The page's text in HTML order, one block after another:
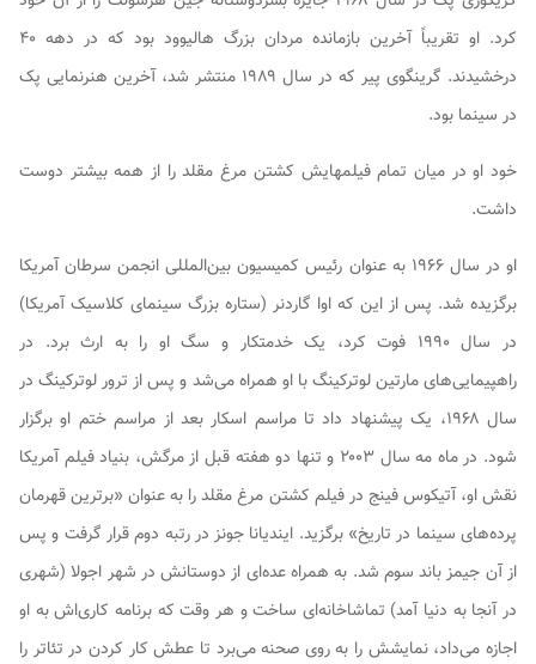
کرد. او تقریباً آخرین بازمانده مردان بزرگ هالیوود بود که در دهه ۴۰
درخشیدند. گرینگوی پیر
که در سال ۱۹۸۹ منتشر شد، آخرین هنرنمایی پک
در سینما بود.
خود او در میان تمام فیلمهایش کشتن مرغ مقلدرا از همه بیشتر دوست
داشت.
او در سال ۱۹۶۶ به عنوان رئیس کمیسیون بین‌المللی انجمن سرطان آمریکا
برگزیده شد. پس از این که اوا گاردنر (ستاره بزرگ سینمای کلاسیک آمریکا)
در سال ۱۹۹۰ فوت کرد، یک خدمتکار و سگ او را به ارث برد. در
راهپیمایی‌های مارتین لوترکینگ با او همراه می‌شد و پس از ترور لوترکینگ در
سال ۱۹۶۸، یک پیشنهاد داد تا مراسم اسکار بعد از مراسم ختم او برگزار
شود. در ماه مه سال ۲۰۰۳ و تنها دو هفته قبل از مرگش، بنیاد فیلم آمریکا
نقش او، آتیکوس فینج در فیلم کشتن مرغ مقلدرا به عنوان «برترین قهرمان
پرده‌های سینما در تاریخ» برگزید. ایندیانا جونز در رتبه دوم قرار گرفت و پس
از آن جیمز باند سوم شد. به همراه عده‌ای از دوستانش در شهر اجولا (شهری
در آنجا به دنیا آمد) تماشاخانه‌ای ساخت و هر وقت که برنامه کاری‌اش به او
اجازه می‌داد، نمایشش را به روی صحنه می‌برد تا عطش کار کردن در تئاتر را